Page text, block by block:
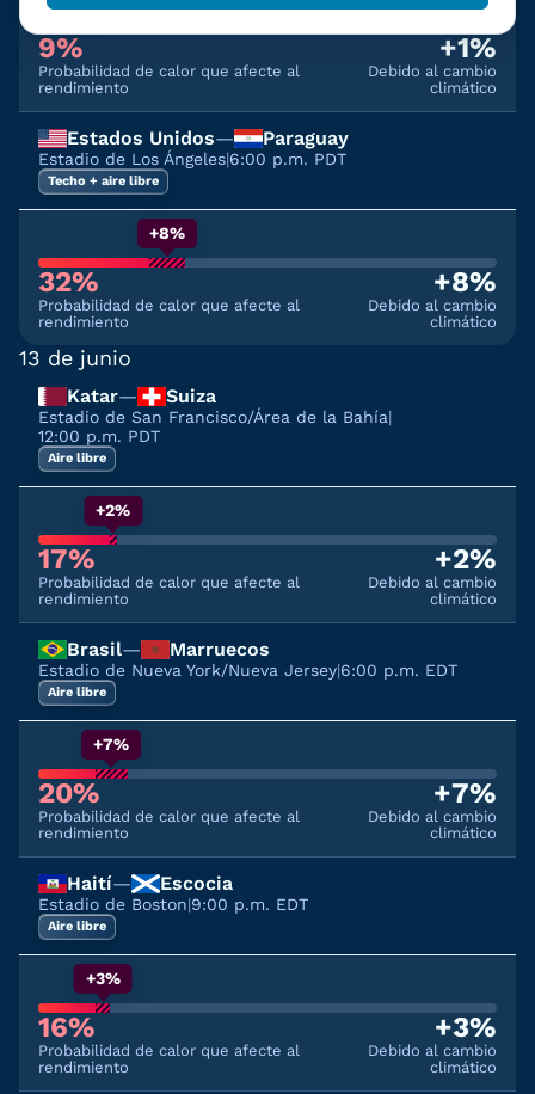
9%
Probabilidad de calor que afecte al
rendimiento
+1%
Debido al cambio
climático
Estados Unidos— Paraguay
Estadio de Los Ángeles|6:00 p.m. PDT
Techo + aire libre
+8%
32%
Probabilidad de calor que afecte al
rendimiento
+8%
Debido al cambio
climático
13 de junio
Katar— Suiza
Estadio de San Francisco/Área de la Bahía|
12:00 p.m. PDT
Aire libre
+2%
17%
Probabilidad de calor que afecte al
rendimiento
+2%
Debido al cambio
climático
Brasil— Marruecos
Estadio de Nueva York/Nueva Jersey|6:00 p.m. EDT
Aire libre
+7%
20%
Probabilidad de calor que afecte al
rendimiento
+7%
Debido al cambio
climático
Haití— Escocia
Estadio de Boston|9:00 p.m. EDT
Aire libre
+3%
16%
Probabilidad de calor que afecte al
rendimiento
+3%
Debido al cambio
climático